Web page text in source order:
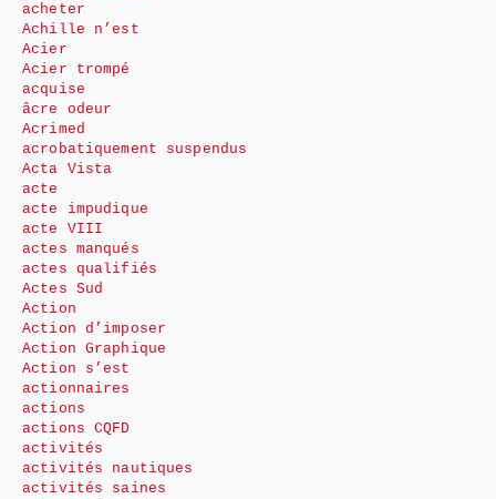
acheter
Achille n’est
Acier
Acier trompé
acquise
âcre odeur
Acrimed
acrobatiquement suspendus
Acta Vista
acte
acte impudique
acte VIII
actes manqués
actes qualifiés
Actes Sud
Action
Action d’imposer
Action Graphique
Action s’est
actionnaires
actions
actions CQFD
activités
activités nautiques
activités saines